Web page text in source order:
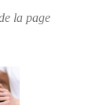
la page